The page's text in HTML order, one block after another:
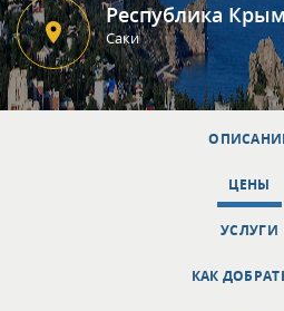
Республика Крым
Саки
ЦЕНЫ
УСЛУГИ
КАК